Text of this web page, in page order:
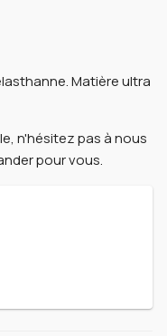
Matière ultra
n'hésitez pas à nous
pour vous.